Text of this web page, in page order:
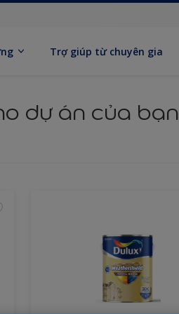
Trợ giúp từ chuyên gia
dự án của bạn